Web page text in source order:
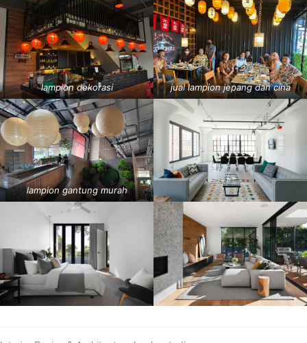
lampion dekorasi jual lampion jepang dan cina
lampion gantung murah